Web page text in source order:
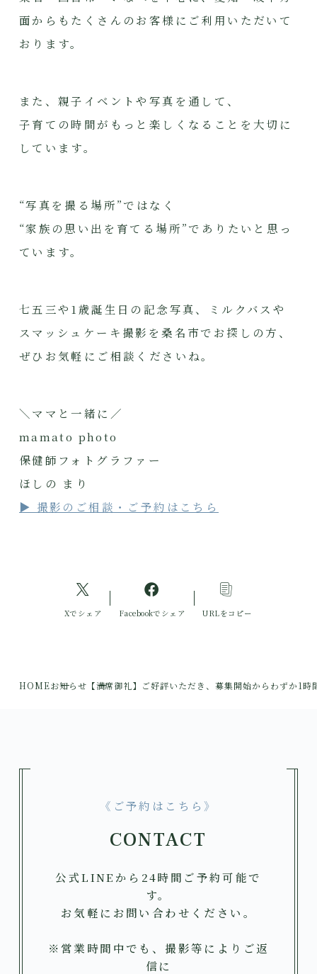
面からもたくさんのお客様にご利用いただいて
おります。
また、親子イベントや写真を通して、
子育ての時間がもっと楽しくなることを大切に
しています。
“写真を撮る場所”ではなく
“家族の思い出を育てる場所”でありたいと思っ
ています。
七五三や1歳誕生日の記念写真、ミルクバスや
スマッシュケーキ撮影を桑名市でお探しの方、
ぜひお気軽にご相談くださいね。
＼ママと一緒に／
mamato photo
保健師フォトグラファー
ほしの まり
▶︎ 撮影のご相談・ご予約はこちら
Xでシェア Facebookでシェア URLをコピー
HOMEお知らせ 【満席御礼】ご好評いただき、募集開始からわずか1
《ご予約はこちら》
CONTACT
公式LINEから24時間ご予約可能で
す。
お気軽にお問い合わせください。
※営業時間中でも、撮影等によりご返
信に